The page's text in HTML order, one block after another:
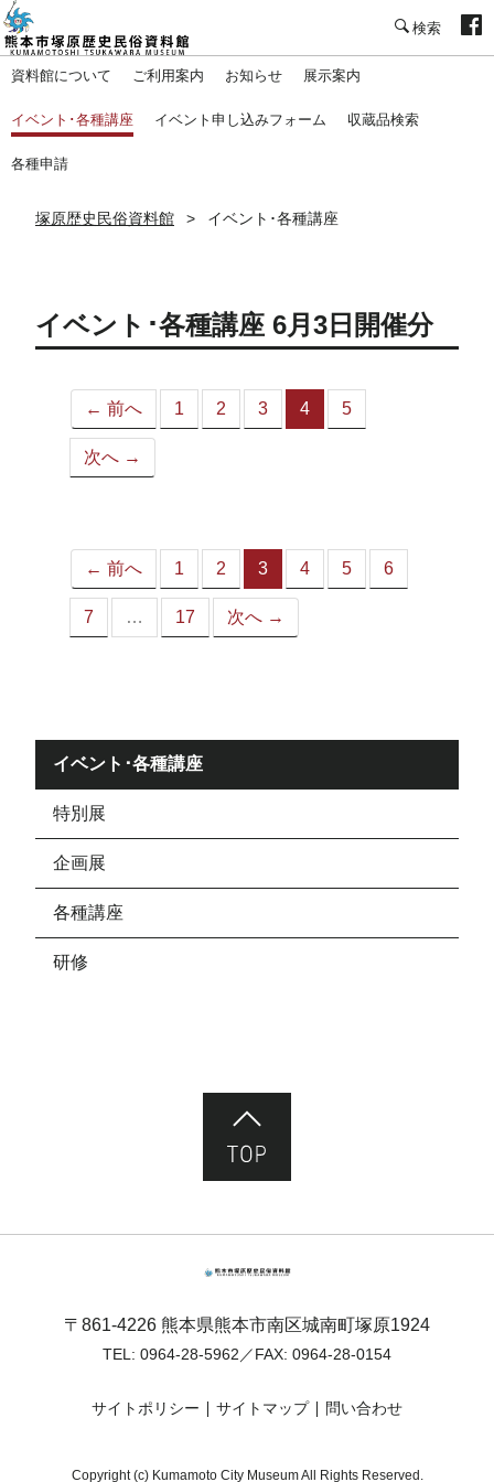
資料館について ご利用案内 お知らせ 展示案内
イベント･各種講座 イベント申し込みフォーム 収蔵品検索
各種申請
塚原歴史民俗資料館 イベント･各種講座
イベント･各種講座 6月3日開催分
← 前へ 1 2 3 4
（こ
5
次へ →
← 前へ 1 2 3
（こ
の
4 5 6
7 … 17 次へ →
イベント･各種講座
特別展
企画展
各種講座
研修
〒861-4226 熊本県熊本市南区城南町塚原1924
TEL: 0964-28-5962 ／FAX: 0964-28-0154
サイトポリシー サイトマップ 問い合わせ
Copyright (c) Kumamoto City Museum All Rights Reserved.